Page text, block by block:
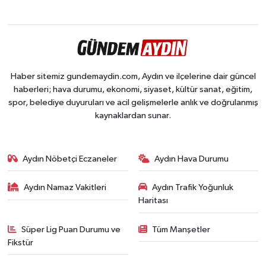
Haber sitemiz gundemaydin.com, Aydın ve ilçelerine dair güncel
haberleri; hava durumu, ekonomi, siyaset, kültür sanat, eğitim,
spor, belediye duyuruları ve acil gelişmelerle anlık ve doğrulanmış
kaynaklardan sunar.
Aydın Nöbetçi Eczaneler Aydın Hava Durumu
Aydın Namaz Vakitleri
Aydın Trafik Yoğunluk
Haritası
Süper Lig Puan Durumu ve
Fikstür
Tüm Manşetler